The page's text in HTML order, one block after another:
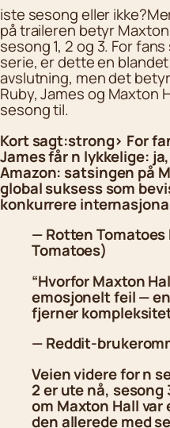
iste sesong eller
på traileren betyr
sesong 1, 2 og 3. For
serie, er dette en
avslutning, men det
Ruby, James og Maxton
sesong til.
Kort sagt:strong> For
James får n lykkelige:
Amazon: satsingen på
global suksess som
konkurrere
— Rotten
Tomatoes)
“Hvorfor Maxton
emosjonelt feil —
fjerner
— Reddit-
Veien videre for n
2 er ute nå,
om Maxton Hall
den allerede med